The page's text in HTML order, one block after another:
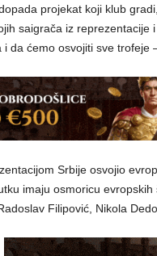
projekat koji klub
saigrača iz reprezentacije
da ćemo osvojiti sve trofeje
Srbije osvojio
imaju osmoricu
Filipović, Nikola